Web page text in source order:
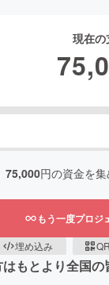
現在
75,000円の資金を集
もう一度プロジ
埋め込み
もとより全国